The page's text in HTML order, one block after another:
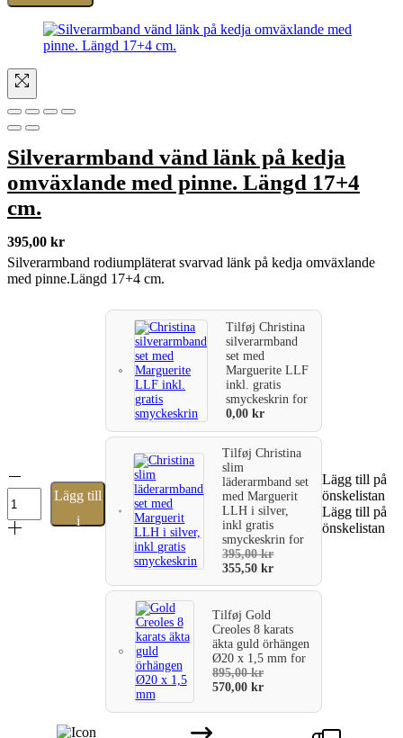
Silverarmband vänd länk på kedja
omväxlande med pinne. Längd 17+4
cm.
395,00 kr
Silverarmband rodiumpläterat svarvad länk på kedja omväxlande
med pinne.Längd 17+4 cm.
Silverarmband
vänd
länk
på
Lägg till
i
TilføjChristina
silverarmband
set med
Marguerite LLF
inkl. gratis
smyckeskrinfor
0,00kr
TilføjChristina
slim
läderarmband set
med Marguerit
LLH i silver,
inkl gratis
smyckeskrinfor
395,00kr
355,50kr
TilføjGold
Creoles 8 karats
äkta guld örhängen
Ø20 x 1,5 mmfor
895,00kr
570,00kr
Lägg till på
önskelistan
Lägg till på
önskelistan